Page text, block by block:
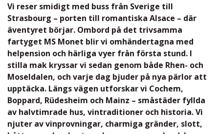
Vi reser smidigt med buss från Sverige till
Strasbourg – porten till romantiska Alsace – där
äventyret börjar. Ombord på det trivsamma
fartyget MS Monet blir vi omhändertagna med
helpension och härliga vyer från första stund. I
stilla mak kryssar vi sedan genom både Rhen- och
Moseldalen, och varje dag bjuder på nya pärlor att
upptäcka. Längs vägen utforskar vi Cochem,
Boppard, Rüdesheim och Mainz – småstäder fyllda
av halvtimrade hus, vintraditioner och historia. Vi
njuter av vinprovningar, charmiga gränder, slott,